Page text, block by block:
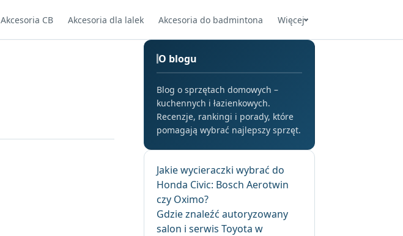
Akcesoria CB Akcesoria dla lalek Akcesoria do badmintona Więcej
O blogu
Blog o sprzętach domowych –
kuchennych i łazienkowych.
Recenzje, rankingi i porady, które
pomagają wybrać najlepszy sprzęt.
Jakie wycieraczki wybrać do
Honda Civic: Bosch Aerotwin
czy Oximo?
Gdzie znaleźć autoryzowany
salon i serwis Toyota w